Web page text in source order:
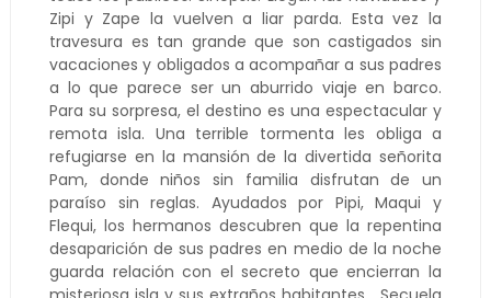
Zipi y Zape la vuelven a liar parda. Esta vez la
travesura es tan grande que son castigados sin
vacaciones y obligados a acompañar a sus padres
a lo que parece ser un aburrido viaje en barco.
Para su sorpresa, el destino es una espectacular y
remota isla. Una terrible tormenta les obliga a
refugiarse en la mansión de la divertida señorita
Pam, donde niños sin familia disfrutan de un
paraíso sin reglas. Ayudados por Pipi, Maqui y
Flequi, los hermanos descubren que la repentina
desaparición de sus padres en medio de la noche
guarda relación con el secreto que encierran la